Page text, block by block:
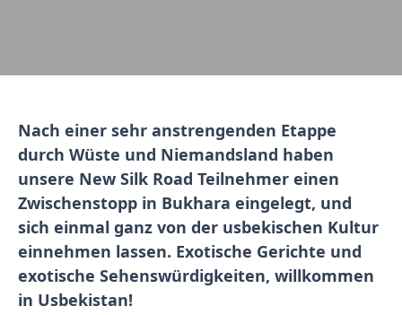
Nach einer sehr anstrengenden Etappe
durch Wüste und Niemandsland haben
unsere New Silk Road Teilnehmer einen
Zwischenstopp in Bukhara eingelegt, und
sich einmal ganz von der usbekischen Kultur
einnehmen lassen. Exotische Gerichte und
exotische Sehenswürdigkeiten, willkommen
in Usbekistan!